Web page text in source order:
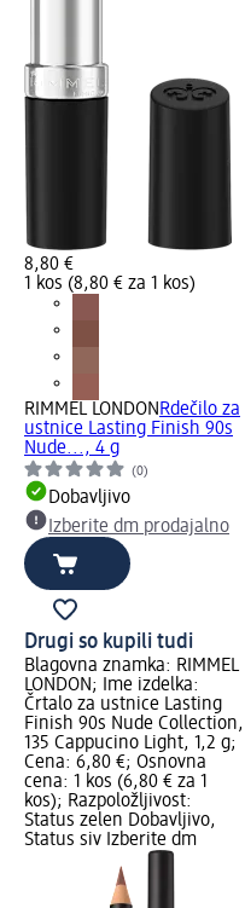
8,80 €
1 kos (8,80 € za 1 kos)
RIMMEL LONDONRdečilo za
ustnice Lasting Finish 90s
Nude..., 4 g
(0)
Dobavljivo
Izberite dm prodajalno
Drugi so kupili tudi
Blagovna znamka: RIMMEL
LONDON; Ime izdelka:
Črtalo za ustnice Lasting
Finish 90s Nude Collection,
135 Cappucino Light, 1,2 g;
Cena: 6,80 €; Osnovna
cena: 1 kos (6,80 € za 1
kos); Razpoložljivost:
Status zelen Dobavljivo,
Status siv Izberite dm